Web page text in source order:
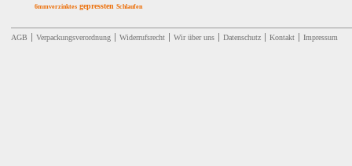
6mmverzinktes gepressten Schlaufen
AGB Verpackungsverordnung Widerrufsrecht Wir über uns Datenschutz Kontakt Impressum